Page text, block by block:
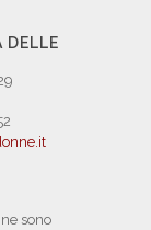
DELLE
sono